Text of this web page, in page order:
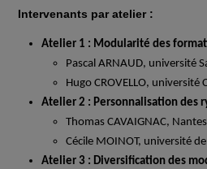
Intervenants par atelier :
Atelier 1 : Modularité des
Pascal ARNAUD, université
Hugo CROVELLO, université
Atelier 2 : Personnalisation des
Thomas CAVAIGNAC,
Cécile MOINOT, université
Atelier 3 : Diversification des